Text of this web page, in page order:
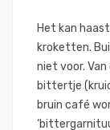
Het kan
kroketten.
niet voor.
bittertje
bruin café